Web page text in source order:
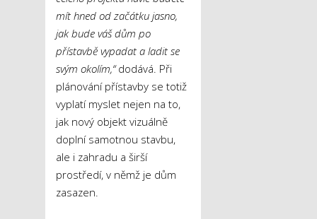
mít hned od začátku jasno,
jak bude váš dům po
přístavbě vypadat a ladit se
svým okolím,“dodává. Při
plánování přístavby se totiž
vyplatí myslet nejen na to,
jak nový objekt vizuálně
doplní samotnou stavbu,
ale i zahradu a širší
prostředí, v němž je dům
zasazen.